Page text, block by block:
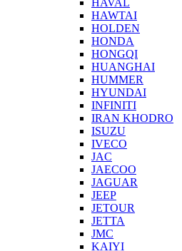
HAVAL
HAWTAI
HOLDEN
HONDA
HONGQI
HUANGHAI
HUMMER
HYUNDAI
INFINITI
IRAN KHODRO
ISUZU
IVECO
JAC
JAECOO
JAGUAR
JEEP
JETOUR
JETTA
JMC
KAIYI